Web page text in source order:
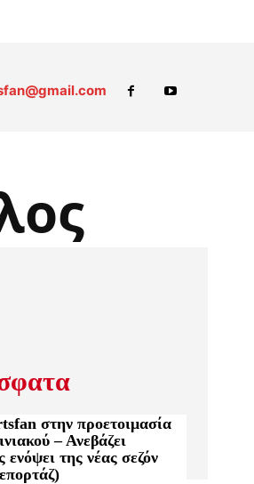
στην προετοιμασία
– Ανεβάζει
ενόψει της νέας σεζόν